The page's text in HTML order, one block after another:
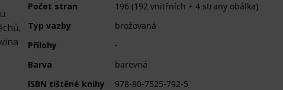
Počet stran
196 (192 vnitřních + 4 strany obálka)
Typ vazby
brožovaná
Přílohy
-
Barva
barevná
ISBN tištěné knihy
978-80-7525-792-5